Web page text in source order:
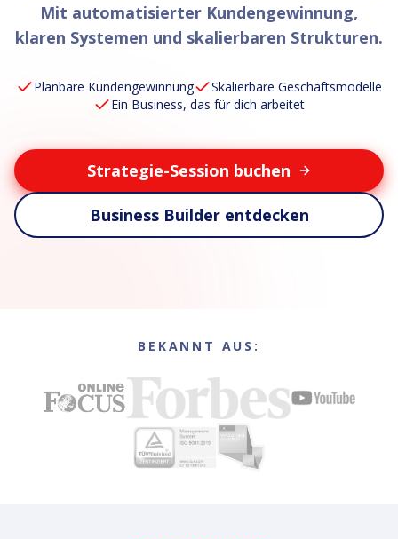
Mit automatisierter Kundengewinnung,
klaren Systemen und skalierbaren Strukturen.
Planbare Kundengewinnung
Skalierbare Geschäftsmodelle
Ein Business, das für dich arbeitet
Strategie-Session buchen
Business Builder entdecken
BEKANNT AUS: